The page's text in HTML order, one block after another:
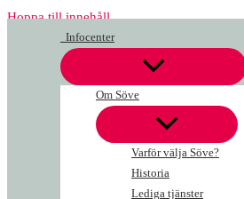
Hoppa till innehåll
Infocenter
Om Söve
Varför välja Söve?
Historia
Lediga tjänster